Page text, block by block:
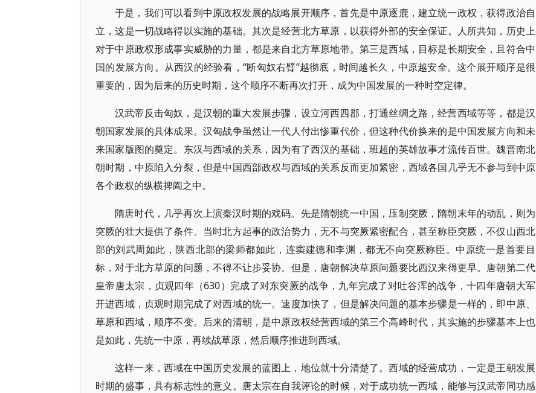
于是，我们可以看到中原政权发展的战略展开顺序，首先是中原逐鹿，建立统一政权，获得政治自
立，这是一切战略得以实施的基础。其次是经营北方草原，以获得外部的安全保证。人所共知，历史上
对于中原政权形成事实威胁的力量，都是来自北方草原地带。第三是西域，目标是长期安全，且符合中
国的发展方向。从西汉的经验看，“断匈奴右臂”越彻底，时间越长久，中原越安全。这个展开顺序是很
重要的，因为后来的历史时期，这个顺序不断再次打开，成为中国发展的一种时空定律。
汉武帝反击匈奴，是汉朝的重大发展步骤，设立河西四郡，打通丝绸之路，经营西域等等，都是汉
朝国家发展的具体成果。汉匈战争虽然让一代人付出惨重代价，但这种代价换来的是中国发展方向和未
来国家版图的奠定。东汉与西域的关系，因为有了西汉的基础，班超的英雄故事才流传百世。魏晋南北
朝时期，中原陷入分裂，但是中国西部政权与西域的关系反而更加紧密，西域各国几乎无不参与到中原
各个政权的纵横捭阖之中。
隋唐时代，几乎再次上演秦汉时期的戏码。先是隋朝统一中国，压制突厥，隋朝末年的动乱，则为
突厥的壮大提供了条件。当时北方起事的政治势力，无不与突厥紧密配合，甚至称臣突厥，不仅山西北
部的刘武周如此，陕西北部的梁师都如此，连窦建德和李渊，都无不向突厥称臣。中原统一是首要目
标，对于北方草原的问题，不得不让步妥协。但是，唐朝解决草原问题要比西汉来得更早。唐朝第二代
皇帝唐太宗，贞观四年（630）完成了对东突厥的战争，九年完成了对吐谷浑的战争，十四年唐朝大军
开进西域，贞观时期完成了对西域的统一。速度加快了，但是解决问题的基本步骤是一样的，即中原、
草原和西域，顺序不变。后来的清朝，是中原政权经营西域的第三个高峰时代，其实施的步骤基本上也
是如此，先统一中原，再续战草原，然后顺序推进到西域。
这样一来，西域在中国历史发展的蓝图上，地位就十分清楚了。西域的经营成功，一定是王朝发展
时期的盛事，具有标志性的意义。唐太宗在自我评论的时候，对于成功统一西域，能够与汉武帝同功感